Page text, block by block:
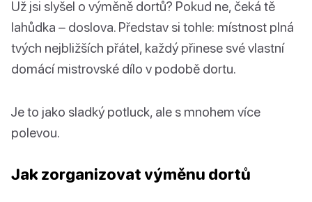
Už jsi slyšel o výměně dortů? Pokud ne, čeká tě
lahůdka – doslova. Představ si tohle: místnost plná
tvých nejbližších přátel, každý přinese své vlastní
domácí mistrovské dílo v podobě dortu.
Je to jako sladký potluck, ale s mnohem více
polevou.
Jak zorganizovat výměnu dortů